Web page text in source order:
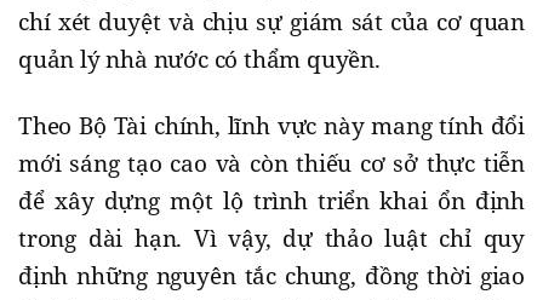
chí xét duyệt và chịu sự giám sát của cơ quan
quản lý nhà nước có thẩm quyền.
Theo Bộ Tài chính, lĩnh vực này mang tính đổi
mới sáng tạo cao và còn thiếu cơ sở thực tiễn
để xây dựng một lộ trình triển khai ổn định
trong dài hạn. Vì vậy, dự thảo luật chỉ quy
định những nguyên tắc chung, đồng thời giao